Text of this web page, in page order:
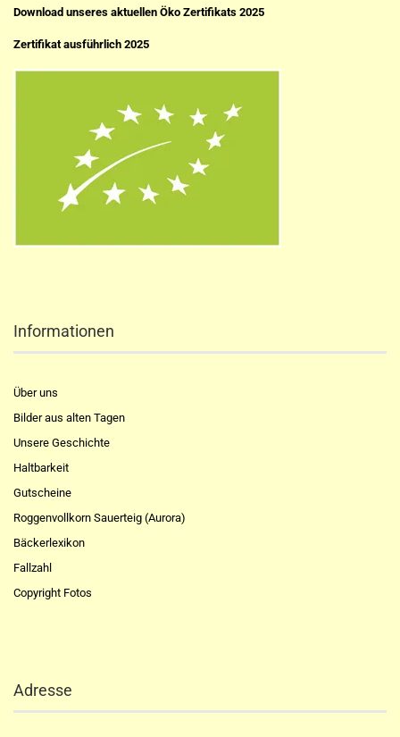
Download unseres aktuellen Öko Zertifikats 2025
Zertifikat ausführlich 2025
Informationen
Über uns
Bilder aus alten Tagen
Unsere Geschichte
Haltbarkeit
Gutscheine
Roggenvollkorn Sauerteig (Aurora)
Bäckerlexikon
Fallzahl
Copyright Fotos
Adresse